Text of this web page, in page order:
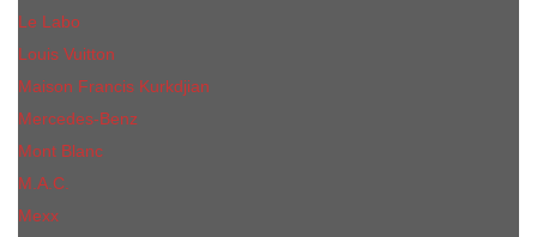
Le Labo
Louis Vuitton
Maison Francis Kurkdjian
Mercedes-Benz
Mont Blanc
M.А.C.
Mexx